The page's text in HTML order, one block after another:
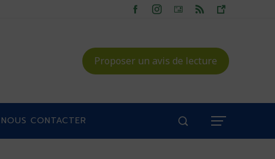
Proposer un avis de lecture
NOUS CONTACTER